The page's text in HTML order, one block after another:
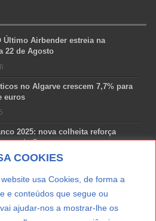
COOKIES
usa Cookies, de forma a
e conteúdos que segue ou
ajudar-nos a mostrar-lhe os
Último Airbender estreia na
22 de Agosto
no Algarve crescem 7,7% para
euros
2025: nova colheita reforça
do Douro
de Portugal: Setúbal recebe